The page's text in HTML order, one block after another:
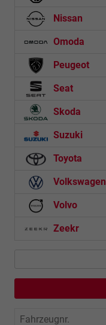
Nissan
Omoda
Peugeot
Seat
Skoda
Suzuki
Toyota
Volkswagen
Volvo
Zeekr
Fahrzeugnr.